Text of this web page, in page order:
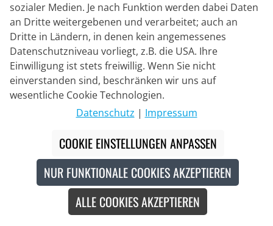
Kontakt
Livechat
Mo - Fr: 8:30 bis 16:00 (MEZ)
Whatsapp
Rückruf
Die durchgestrichenen Preise entsprechen unseren
Markteinführungspreisen der aktuellen Saison.
© 2026 Bike o' bello Radsportversand GmbH & Co.KG
sozialer Medien. Je nach Funktion werden dabei Daten
an Dritte weitergebenen und verarbeitet; auch an
Dritte in Ländern, in denen kein angemessenes
Datenschutzniveau vorliegt, z.B. die USA. Ihre
Einwilligung ist stets freiwillig. Wenn Sie nicht
einverstanden sind, beschränken wir uns auf
wesentliche Cookie Technologien.
Datenschutz | Impressum
COOKIE EINSTELLUNGEN ANPASSEN
NUR FUNKTIONALE COOKIES AKZEPTIEREN
ALLE COOKIES AKZEPTIEREN